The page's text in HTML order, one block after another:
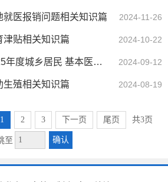
就医报销问题相关知识篇 2024-11-26
津贴相关知识篇 2024-10-22
医保热点问答之2025年度城乡居民 基本医疗保险参保缴费篇 2024-09-12
生殖相关知识篇 2024-08-19
1 2 3 下一页 尾页 共3页
至 确认